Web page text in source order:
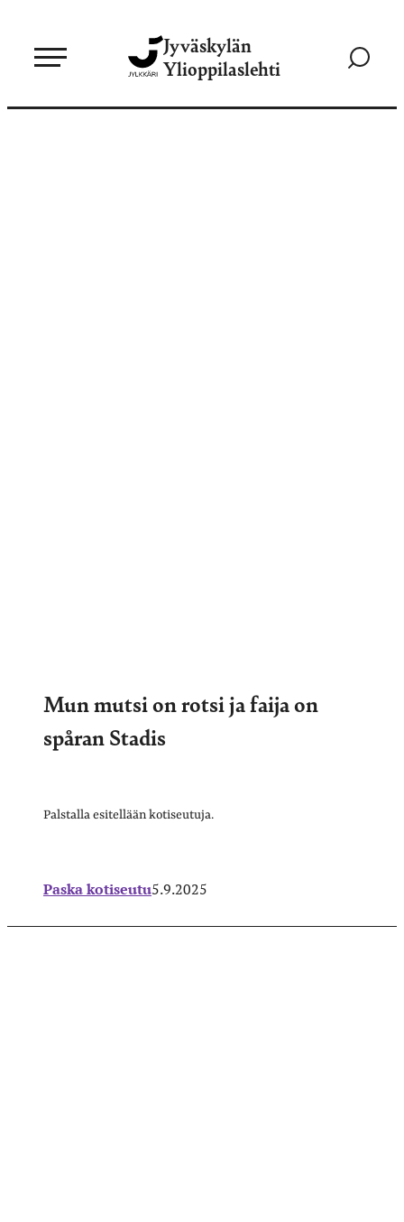
sisältöön
Jyväskylän
Ylioppilaslehti
Siirry
Mun mutsi on rotsi ja faija on
spåran Stadis
Palstalla esitellään kotiseutuja.
Paska kotiseutu5.9.2025